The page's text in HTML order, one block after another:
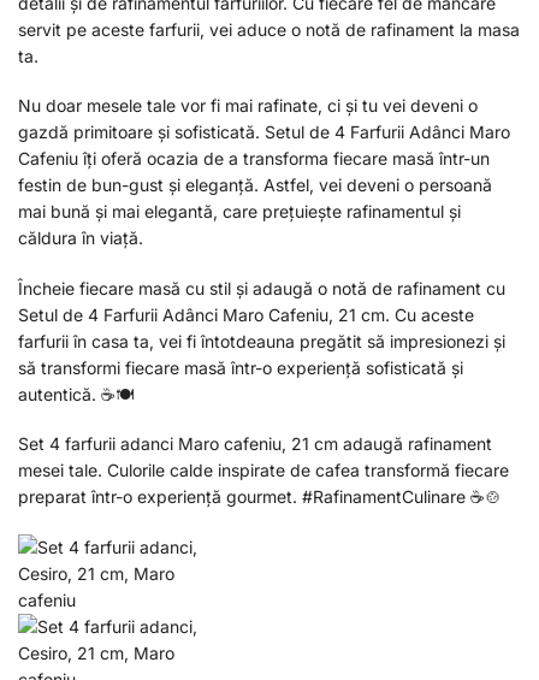
servit pe aceste farfurii, vei aduce o notă de rafinament la masa
ta.
Nu doar mesele tale vor fi mai rafinate, ci și tu vei deveni o
gazdă primitoare și sofisticată. Setul de 4 Farfurii Adânci Maro
Cafeniu îți oferă ocazia de a transforma fiecare masă într-un
festin de bun-gust și eleganță. Astfel, vei deveni o persoană
mai bună și mai elegantă, care prețuiește rafinamentul și
căldura în viață.
Încheie fiecare masă cu stil și adaugă o notă de rafinament cu
Setul de 4 Farfurii Adânci Maro Cafeniu, 21 cm. Cu aceste
farfurii în casa ta, vei fi întotdeauna pregătit să impresionezi și
să transformi fiecare masă într-o experiență sofisticată și
autentică. ☕🍽️
Set 4 farfurii adanci Maro cafeniu, 21 cm adaugă rafinament
mesei tale. Culorile calde inspirate de cafea transformă fiecare
preparat într-o experiență gourmet. #RafinamentCulinare ☕🍲